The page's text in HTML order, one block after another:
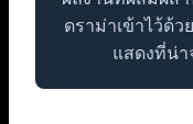
ดราม่าเข้าไว้ด้
แสดงที่น่า